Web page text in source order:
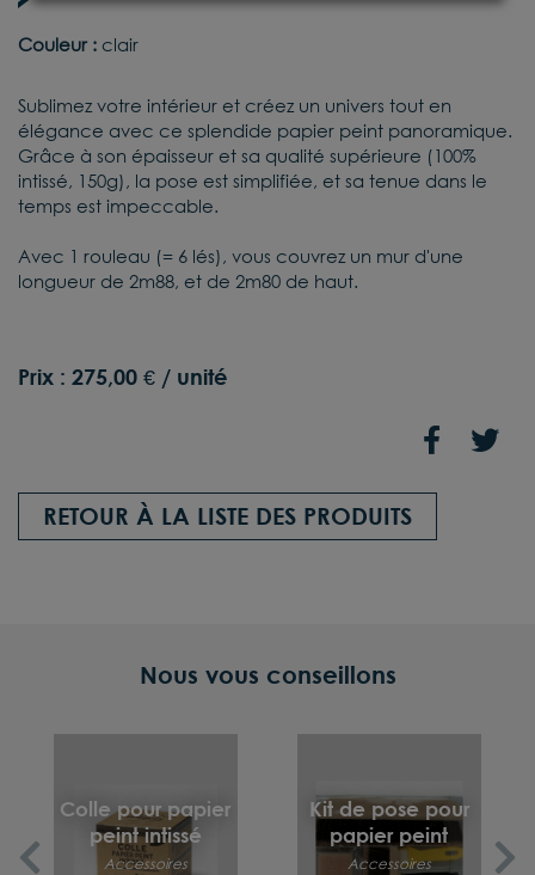
Couleur : clair
Sublimez votre intérieur et créez un univers tout en
élégance avec ce splendide papier peint panoramique.
Grâce à son épaisseur et sa qualité supérieure (100%
intissé, 150g), la pose est simplifiée, et sa tenue dans le
temps est impeccable.
Avec 1 rouleau (= 6 lés), vous couvrez un mur d'une
longueur de 2m88, et de 2m80 de haut.
Prix : 275,00 € / unité
RETOUR À LA LISTE DES PRODUITS
Nous vous conseillons
Colle pour papier
peint intissé
Accessoires
Kit de pose pour
papier peint
Accessoires